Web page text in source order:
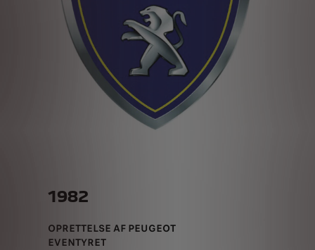
1982
OPRETTELSE AF PEUGEOT
EVENTYRET